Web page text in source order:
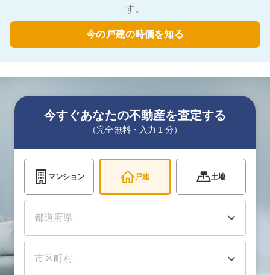
す。
今の戸建の時価を知る
今すぐあなたの不動産を査定する
（完全無料・入力１分）
マンション 戸建 土地